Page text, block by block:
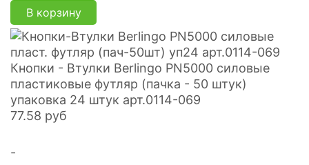
В корзину
Кнопки - Втулки Berlingo PN5000 силовые
пластиковые футляр (пачка - 50 штук)
упаковка 24 штук арт.0114-069
77.58 руб
-